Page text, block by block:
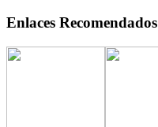
Enlaces Recomendados